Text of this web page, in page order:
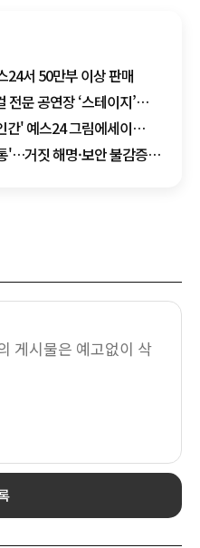
서 50만부 이상 판매
전문 공연장 ‘스테이지’
간' 예스24 그림에세이
'…거짓 해명·보안 불감증